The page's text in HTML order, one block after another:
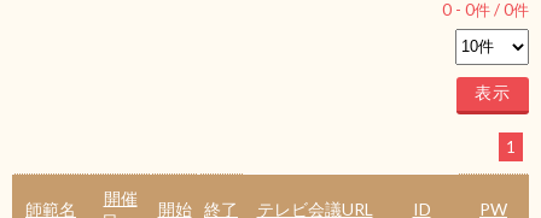
0 - 0件 /0件
1
師範名
開催
開始 終了 テレビ会議URL ID PW